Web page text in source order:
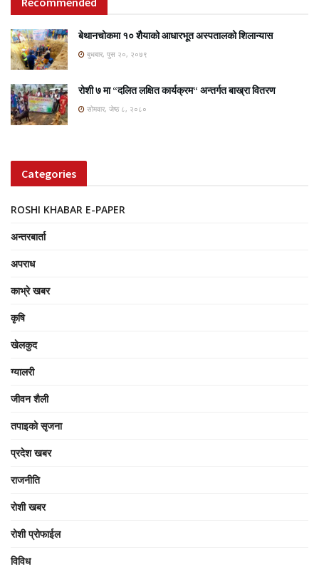
बेथानचोकमा १० शैयाको आधारभूत अस्पतालको शिलान्यास
बुधबार, पुस २०, २०७९
रोशी ७ मा “दलित लक्षित कार्यक्रम“ अन्तर्गत बाख्रा वितरण
सोमवार, जेष्ठ ८, २०८०
Categories
ROSHI KHABAR E-PAPER
अन्तरबार्ता
अपराध
काभ्रे खबर
कृषि
खेलकुद
ग्यालरी
जीवन शैली
तपाइको सृजना
प्रदेश खबर
राजनीति
रोशी खबर
रोशी प्रोफाईल
विविध